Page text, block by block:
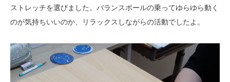
ストレッチを選びました。バランスボールの乗ってゆらゆら動く
のが気持ちいいのか、リラックスしながらの活動でしたよ。